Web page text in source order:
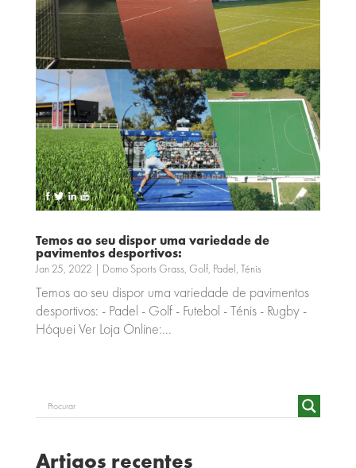
Temos ao seu dispor uma variedade de
pavimentos desportivos:
Jan 25, 2022 Domo Sports Grass, Golf, Padel , Ténis
Temos ao seu dispor uma variedade de pavimentos
desportivos: - Padel - Golf - Futebol - Ténis - Rugby -
Hóquei Ver Loja Online:...
Artigos recentes